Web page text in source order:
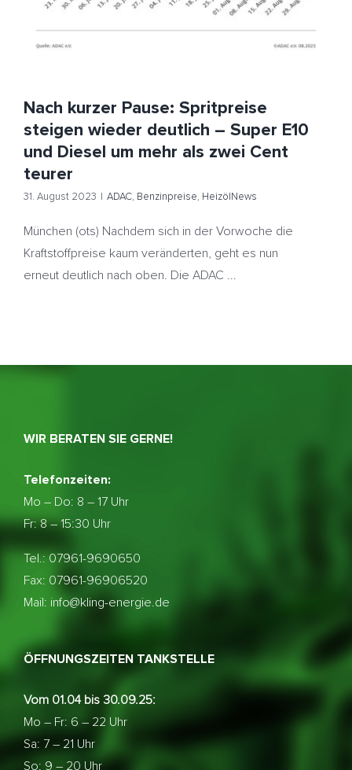
Nach kurzer Pause: Spritpreise
steigen wieder deutlich – Super E10
und Diesel um mehr als zwei Cent
teurer
31. August 2023 | ADAC, Benzinpreise, HeizölNews
München (ots) Nachdem sich in der Vorwoche die
Kraftstoffpreise kaum veränderten, geht es nun
erneut deutlich nach oben. Die ADAC ...
WIR BERATEN SIE GERNE!
Telefonzeiten:
Mo – Do: 8 – 17 Uhr
Fr: 8 – 15:30 Uhr
Tel.: 07961-9690650
Fax: 07961-96906520
Mail: info@kling-energie.de
ÖFFNUNGSZEITEN TANKSTELLE
Vom 01.04 bis 30.09.25:
Mo – Fr: 6 – 22 Uhr
Sa: 7 – 21 Uhr
So: 9 – 20 Uhr